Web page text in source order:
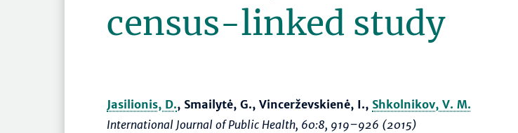
census-linked study
Jasilionis, D., Smailytė, G., Vincerževskienė, I., Shkolnikov, V. M.
International Journal of Public Health, 60:8, 919–926 (2015)